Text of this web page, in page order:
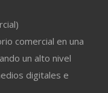
comercial en una
un alto nivel
digitales e